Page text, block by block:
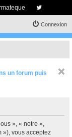
Connexion
un forum puis
», « notre »,
»), vous acceptez